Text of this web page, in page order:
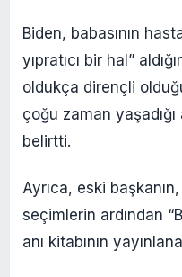
Biden, babasının
yıpratıcı bir hal”
oldukça dirençli
çoğu zaman yaşadığı
belirtti.
Ayrıca, eski
seçimlerin ardından
anı kitabının